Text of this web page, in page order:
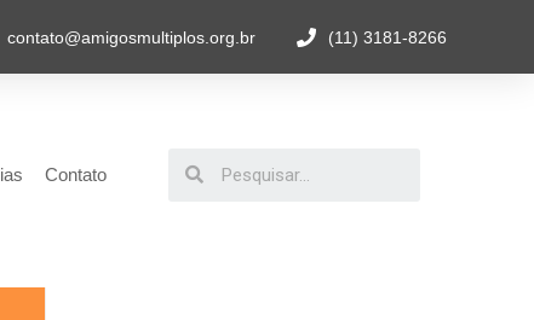
contato@amigosmultiplos.org.br (11) 3181-8266
Contato